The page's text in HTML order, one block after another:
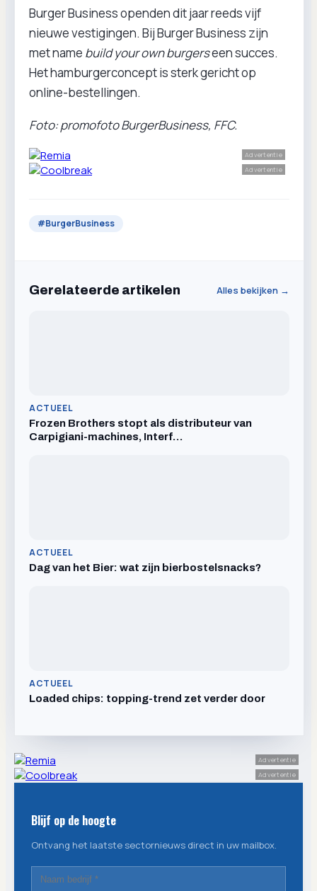
Burger Business openden dit jaar reeds vijf
nieuwe vestigingen. Bij Burger Business zijn
met name build your own burgerseen succes.
Het hamburgerconcept is sterk gericht op
online-bestellingen.
Foto: promofoto BurgerBusiness, FFC.
Advertentie
Advertentie
#BurgerBusiness
Gerelateerde artikelen Alles bekijken →
ACTUEEL
Frozen Brothers stopt als distributeur van
Carpigiani-machines, Interf…
ACTUEEL
Dag van het Bier: wat zijn bierbostelsnacks?
ACTUEEL
Loaded chips: topping-trend zet verder door
Advertentie
Advertentie
Blijf op de hoogte
Ontvang het laatste sectornieuws direct in uw mailbox.